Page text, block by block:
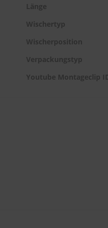
Länge
Wischertyp
Wischerposition
Verpackungstyp
Youtube Montageclip